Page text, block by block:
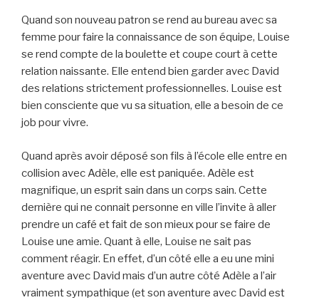
Quand son nouveau patron se rend au bureau avec sa
femme pour faire la connaissance de son équipe, Louise
se rend compte de la boulette et coupe court à cette
relation naissante. Elle entend bien garder avec David
des relations strictement professionnelles. Louise est
bien consciente que vu sa situation, elle a besoin de ce
job pour vivre.
Quand après avoir déposé son fils à l’école elle entre en
collision avec Adèle, elle est paniquée. Adèle est
magnifique, un esprit sain dans un corps sain. Cette
dernière qui ne connait personne en ville l’invite à aller
prendre un café et fait de son mieux pour se faire de
Louise une amie. Quant à elle, Louise ne sait pas
comment réagir. En effet, d’un côté elle a eu une mini
aventure avec David mais d’un autre côté Adèle a l’air
vraiment sympathique (et son aventure avec David est